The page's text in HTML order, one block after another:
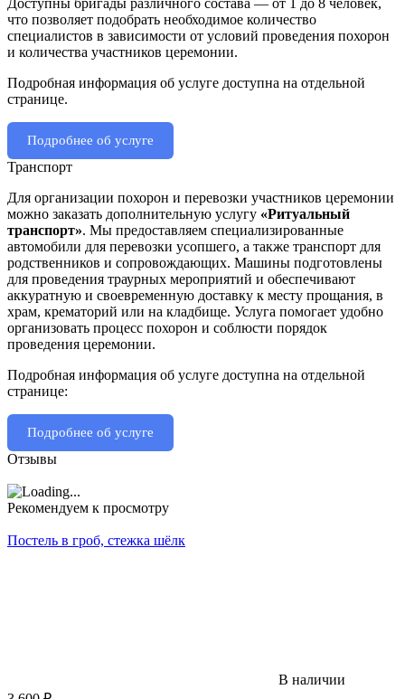
что позволяет подобрать необходимое количество
специалистов в зависимости от условий проведения похорон
и количества участников церемонии.
Подробная информация об услуге доступна на отдельной
странице.
Подробнее об услуге
Транспорт
Для организации похорон и перевозки участников церемонии
можно заказать дополнительную услугу «Ритуальный
транспорт». Мы предоставляем специализированные
автомобили для перевозки усопшего, а также транспорт для
родственников и сопровождающих. Машины подготовлены
для проведения траурных мероприятий и обеспечивают
аккуратную и своевременную доставку к месту прощания, в
храм, крематорий или на кладбище. Услуга помогает удобно
организовать процесс похорон и соблюсти порядок
проведения церемонии.
Подробная информация об услуге доступна на отдельной
странице:
Подробнее об услуге
Отзывы
Рекомендуем к просмотру
Постель в гроб, стежка шёлк
В наличии